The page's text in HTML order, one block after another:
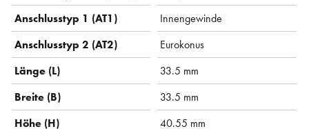
Anschlusstyp 1 (AT1)
Innengewinde
Anschlusstyp 2 (AT2)
Eurokonus
Länge (L)
33.5 mm
Breite (B)
33.5 mm
Höhe (H)
40.55 mm